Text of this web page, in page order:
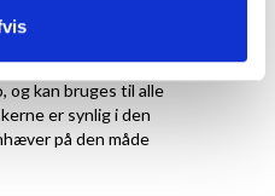
er matsort, hvilket
farve er meget mere
og kan bruges til alle
er synlig i den
på den måde